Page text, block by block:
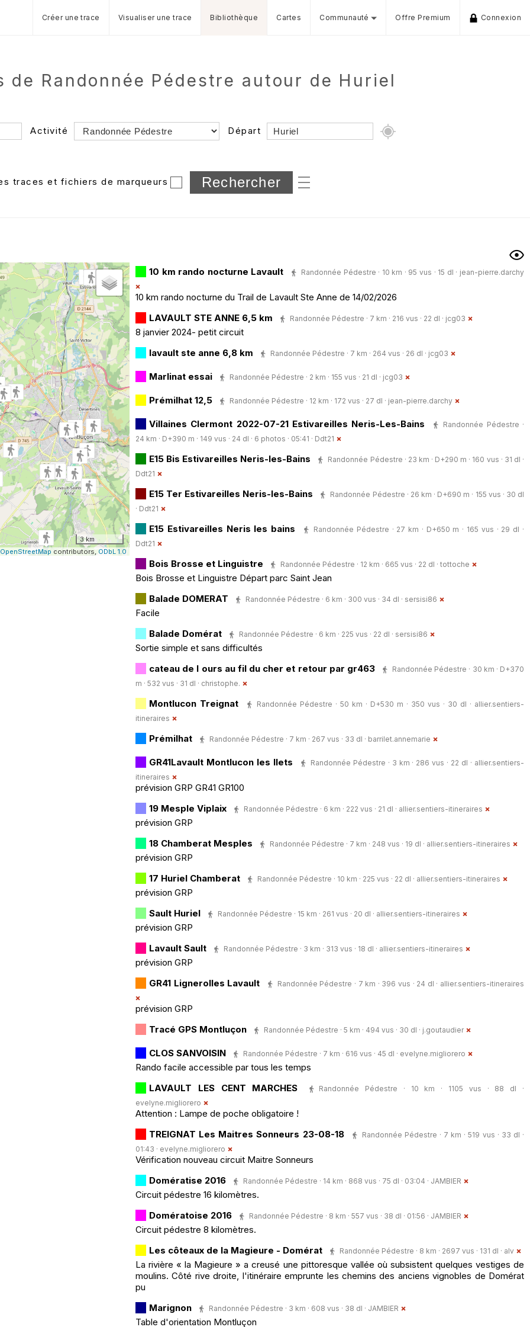
Créer une trace Visualiser une trace Bibliothèque Cartes Communauté Offre Premium Connexion
de Randonnée Pédestre autour de Huriel
Activité Départ
Dossier
et sous-dossiers
traces et fichiers de marqueurs
3 km
OpenStreetMap contributors, ODbL 1.0
10 km rando nocturne Lavault Randonnée Pédestre · 10 km · 95 vus · 15 dl · jean-pierre.darchy
10 km rando nocturne du Trail de Lavault Ste Anne de 14/02/2026
LAVAULT STE ANNE 6,5 km
Randonnée Pédestre · 7 km · 216 vus · 22 dl · jcg03
8 janvier 2024- petit circuit
lavault ste anne 6,8 km
Randonnée Pédestre · 7 km · 264 vus · 26 dl · jcg03
Marlinat essai Randonnée Pédestre · 2 km · 155 vus · 21 dl · jcg03
Prémilhat 12,5 Randonnée Pédestre · 12 km · 172 vus · 27 dl · jean-pierre.darchy
Villaines Clermont 2022-07-21 Estivareilles Neris-Les-Bains
Randonnée Pédestre ·
24 km · D+390 m · 149 vus · 24 dl · 6 photos · 05:41 · Ddt21
E15 Bis Estivareilles Neris-les-Bains
Randonnée Pédestre · 23 km · D+290 m · 160 vus · 31 dl ·
Ddt21
E15 Ter Estivareilles Neris-les-Bains
Randonnée Pédestre · 26 km · D+690 m · 155 vus · 30 dl
· Ddt21
E15 Estivareilles Neris les bains
Randonnée Pédestre · 27 km · D+650 m · 165 vus · 29 dl ·
Ddt21
Bois Brosse et Linguistre Randonnée Pédestre · 12 km · 665 vus · 22 dl · tottoche
Bois Brosse et Linguistre Départ parc Saint Jean
Balade DOMERAT
Randonnée Pédestre · 6 km · 300 vus · 34 dl · sersisi86
Facile
Balade Domérat
Randonnée Pédestre · 6 km · 225 vus · 22 dl · sersisi86
Sortie simple et sans difficultés
cateau de l ours au fil du cher et retour par gr463
Randonnée Pédestre · 30 km · D+370
m · 532 vus · 31 dl · christophe.
Montlucon Treignat Randonnée Pédestre · 50 km · D+530 m · 350 vus · 30 dl · allier.sentiers-
itineraires
Prémilhat Randonnée Pédestre · 7 km · 267 vus · 33 dl · barrilet.annemarie
GR41Lavault Montlucon les Ilets Randonnée Pédestre · 3 km · 286 vus · 22 dl · allier.sentiers-
itineraires
prévision GRP GR41 GR100
19 Mesple Viplaix
Randonnée Pédestre · 6 km · 222 vus · 21 dl · allier.sentiers-itineraires
prévision GRP
18 Chamberat Mesples
Randonnée Pédestre · 7 km · 248 vus · 19 dl · allier.sentiers-itineraires
prévision GRP
17 Huriel Chamberat
Randonnée Pédestre · 10 km · 225 vus · 22 dl · allier.sentiers-itineraires
prévision GRP
Sault Huriel
Randonnée Pédestre · 15 km · 261 vus · 20 dl · allier.sentiers-itineraires
prévision GRP
Lavault Sault
Randonnée Pédestre · 3 km · 313 vus · 18 dl · allier.sentiers-itineraires
prévision GRP
GR41 Lignerolles Lavault
Randonnée Pédestre · 7 km · 396 vus · 24 dl · allier.sentiers-itineraires
prévision GRP
Tracé GPS Montluçon
Randonnée Pédestre · 5 km · 494 vus · 30 dl · j.goutaudier
CLOS SANVOISIN Randonnée Pédestre · 7 km · 616 vus · 45 dl · evelyne.migliorero
Rando facile accessible par tous les temps
LAVAULT LES CENT MARCHES
Randonnée Pédestre · 10 km · 1105 vus · 88 dl ·
evelyne.migliorero
Attention : Lampe de poche obligatoire !
TREIGNAT Les Maitres Sonneurs 23-08-18
Randonnée Pédestre · 7 km · 519 vus · 33 dl ·
01:43 · evelyne.migliorero
Vérification nouveau circuit Maitre Sonneurs
Domératise 2016
Randonnée Pédestre · 14 km · 868 vus · 75 dl · 03:04 · JAMBIER
Circuit pédestre 16 kilomètres.
Domératoise 2016
Randonnée Pédestre · 8 km · 557 vus · 38 dl · 01:56 · JAMBIER
Circuit pédestre 8 kilomètres.
Les côteaux de la Magieure - Domérat
Randonnée Pédestre · 8 km · 2697 vus · 131 dl · alv
La rivière « la Magieure » a creusé une pittoresque vallée où subsistent quelques vestiges de
moulins. Côté rive droite, l'itinéraire emprunte les chemins des anciens vignobles de Domérat
pu
Marignon
Randonnée Pédestre · 3 km · 608 vus · 38 dl · JAMBIER
Table d'orientation Montluçon